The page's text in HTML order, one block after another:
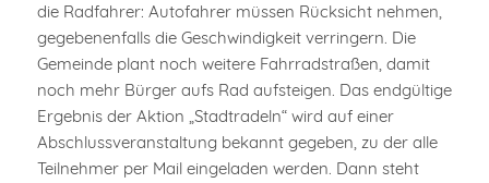
die Radfahrer: Autofahrer müssen Rücksicht nehmen,
gegebenenfalls die Geschwindigkeit verringern. Die
Gemeinde plant noch weitere Fahrradstraßen, damit
noch mehr Bürger aufs Rad aufsteigen. Das endgültige
Ergebnis der Aktion „Stadtradeln“ wird auf einer
Abschlussveranstaltung bekannt gegeben, zu der alle
Teilnehmer per Mail eingeladen werden. Dann steht